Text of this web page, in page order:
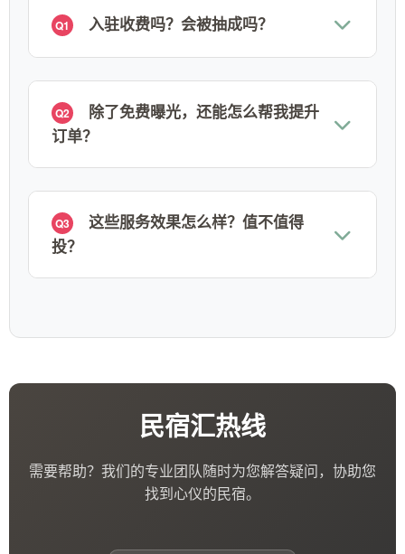
Q1 入驻收费吗？会被抽成吗？
Q2
除了免费曝光，还能怎么帮我提升
订单？
Q3
这些服务效果怎么样？值不值得
投？
民宿汇热线
需要帮助？我们的专业团队随时为您解答疑问，协助您
找到心仪的民宿。